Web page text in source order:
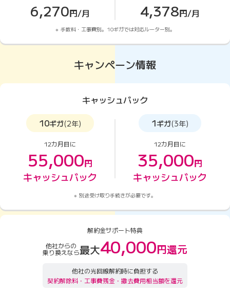
6,270円/月 4,378円/月
手数料・工事費別。10ギガでは対応ルーター別。
キャンペーン情報
キャッシュバック
10ギガ(2年)
12カ月目に
55,000円
キャッシュバック
1ギガ(3年)
12カ月目に
35,000円
キャッシュバック
別途受け取り手続きが必要です。
解約金サポート特典
他社からの
乗り換えなら最大40,000円還元
他社の光回線解約時に負担する
契約解除料・工事費残金・撤去費用相当額を還元